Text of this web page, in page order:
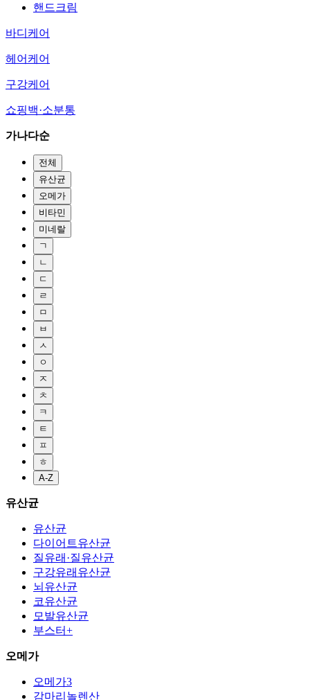
핸드크림
바디케어
헤어케어
구강케어
쇼핑백·소분통
가나다순
전체
유산균
오메가
비타민
미네랄
ㄱ
ㄴ
ㄷ
ㄹ
ㅁ
ㅂ
ㅅ
ㅇ
ㅈ
ㅊ
ㅋ
ㅌ
ㅍ
ㅎ
A-Z
유산균
유산균
다이어트유산균
질유래·질유산균
구강유래유산균
뇌유산균
코유산균
모발유산균
부스터+
오메가
오메가3
감마리놀렌산